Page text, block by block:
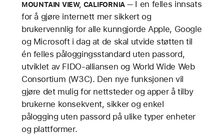
MOUNTAIN VIEW, CALIFORNIA
I en felles innsats
for å gjøre internett mer sikkert og
brukervennlig for alle kunngjorde Apple, Google
og Microsoft i dag at de skal utvide støtten til
én felles påloggingsstandard uten passord,
utviklet av FIDO-alliansen og World Wide Web
Consortium (W3C). Den nye funksjonen vil
gjøre det mulig for nettsteder og apper å tilby
brukerne konsekvent, sikker og enkel
pålogging uten passord på ulike typer enheter
og plattformer.